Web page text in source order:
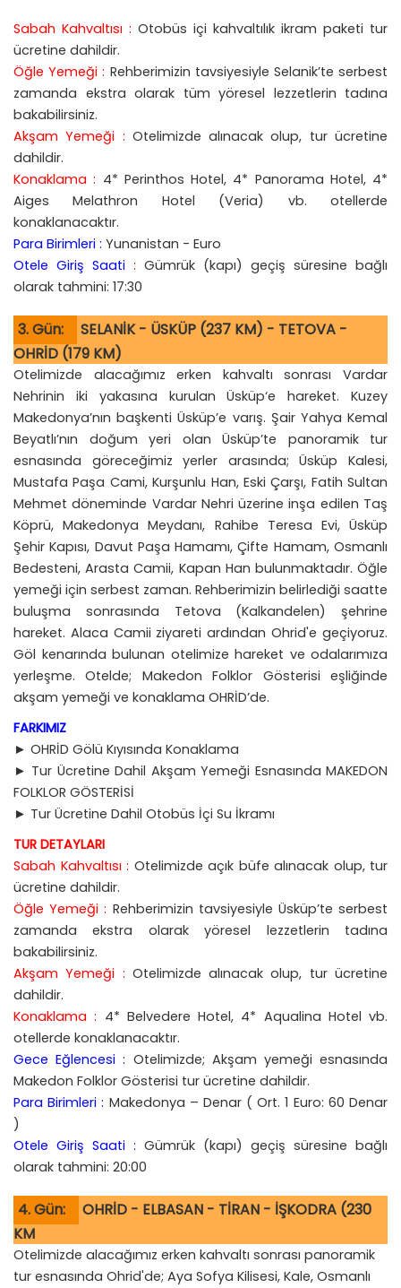
Sabah Kahvaltısı : Otobüs içi kahvaltılık ikram paketi tur
ücretine dahildir.
Öğle Yemeği : Rehberimizin tavsiyesiyle Selanik’te serbest
zamanda ekstra olarak tüm yöresel lezzetlerin tadına
bakabilirsiniz.
Akşam Yemeği : Otelimizde alınacak olup, tur ücretine
dahildir.
Konaklama : 4* Perinthos Hotel, 4* Panorama Hotel, 4*
Aiges Melathron Hotel (Veria) vb. otellerde
konaklanacaktır.
Para Birimleri : Yunanistan - Euro
Otele Giriş Saati : Gümrük (kapı) geçiş süresine bağlı
olarak tahmini: 17:30
3. Gün:
SELANİK - ÜSKÜP (237 KM) - TETOVA -
OHRİD (179 KM)
Otelimizde alacağımız erken kahvaltı sonrası Vardar
Nehrinin iki yakasına kurulan Üsküp‘e hareket. Kuzey
Makedonya’nın başkenti Üsküp’e varış. Şair Yahya Kemal
Beyatlı’nın doğum yeri olan Üsküp’te panoramik tur
esnasında göreceğimiz yerler arasında; Üsküp Kalesi,
Mustafa Paşa Cami, Kurşunlu Han, Eski Çarşı, Fatih Sultan
Mehmet döneminde Vardar Nehri üzerine inşa edilen Taş
Köprü, Makedonya Meydanı, Rahibe Teresa Evi, Üsküp
Şehir Kapısı, Davut Paşa Hamamı, Çifte Hamam, Osmanlı
Bedesteni, Arasta Camii, Kapan Han bulunmaktadır. Öğle
yemeği için serbest zaman. Rehberimizin belirlediği saatte
buluşma sonrasında Tetova (Kalkandelen) şehrine
hareket. Alaca Camii ziyareti ardından Ohrid'e geçiyoruz.
Göl kenarında bulunan otelimize hareket ve odalarımıza
yerleşme. Otelde; Makedon Folklor Gösterisi eşliğinde
akşam yemeği ve konaklama OHRİD’de.
FARKIMIZ
► OHRİD Gölü Kıyısında Konaklama
► Tur Ücretine Dahil Akşam Yemeği Esnasında MAKEDON
FOLKLOR GÖSTERİSİ
► Tur Ücretine Dahil Otobüs İçi Su İkramı
TUR DETAYLARI
Sabah Kahvaltısı : Otelimizde açık büfe alınacak olup, tur
ücretine dahildir.
Öğle Yemeği : Rehberimizin tavsiyesiyle Üsküp’te serbest
zamanda ekstra olarak yöresel lezzetlerin tadına
bakabilirsiniz.
Akşam Yemeği : Otelimizde alınacak olup, tur ücretine
dahildir.
Konaklama : 4* Belvedere Hotel, 4* Aqualina Hotel vb.
otellerde konaklanacaktır.
Gece Eğlencesi : Otelimizde; Akşam yemeği esnasında
Makedon Folklor Gösterisi tur ücretine dahildir.
Para Birimleri : Makedonya – Denar ( Ort. 1 Euro: 60 Denar
)
Otele Giriş Saati : Gümrük (kapı) geçiş süresine bağlı
olarak tahmini: 20:00
4. Gün:
OHRİD - ELBASAN - TİRAN - İŞKODRA (230
KM
Otelimizde alacağımız erken kahvaltı sonrası panoramik
tur esnasında Ohrid'de; Aya Sofya Kilisesi, Kale, Osmanlı